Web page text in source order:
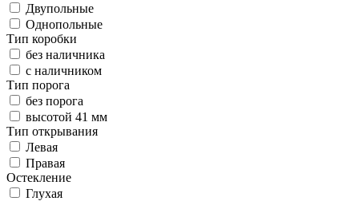
Двупольные
Однопольные
Тип коробки
без наличника
с наличником
Тип порога
без порога
высотой 41 мм
Тип открывания
Левая
Правая
Остекление
Глухая